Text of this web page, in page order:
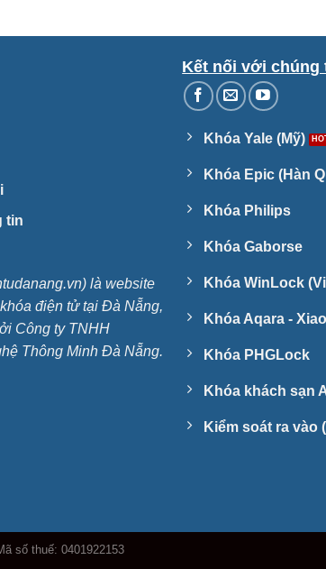
tin
là website
điện tử tại Đà Nẵng,
Công ty TNHH
Thông Minh Đà Nẵng.
Kết nối với chúng
Khóa Yale (Mỹ)
Khóa Epic (Hàn
Khóa Philips
Khóa Gaborse
Khóa WinLock
Khóa Aqara -
Khóa PHGLock
Khóa khách sạn
Kiểm soát ra
số thuế: 0401922153